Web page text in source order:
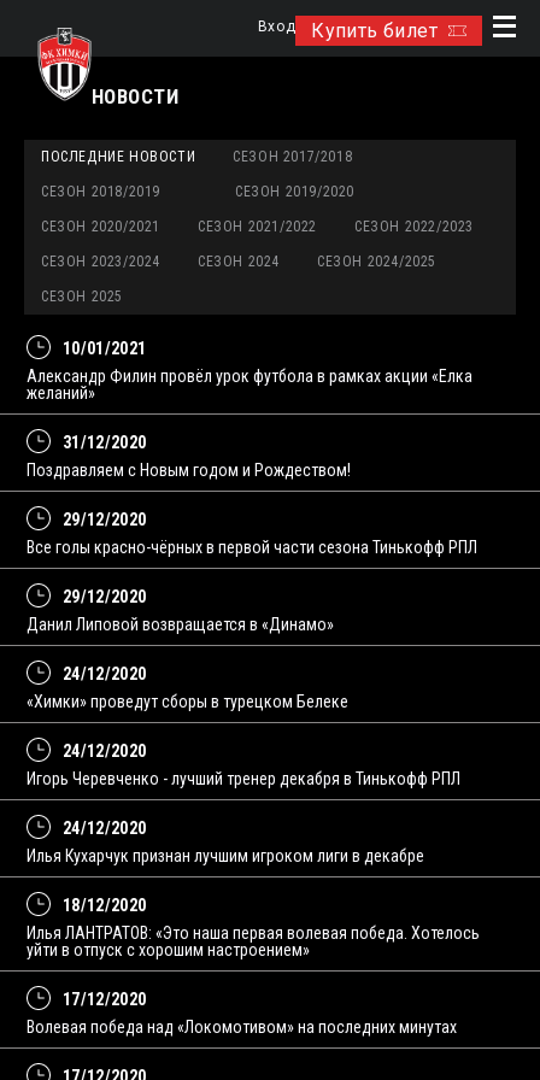
Купить билет
Вход
НОВОСТИ
ПОСЛЕДНИЕ НОВОСТИ СЕЗОН 2017/2018
СЕЗОН 2018/2019 СЕЗОН 2019/2020
СЕЗОН 2020/2021 СЕЗОН 2021/2022 СЕЗОН 2022/2023
СЕЗОН 2023/2024 СЕЗОН 2024 СЕЗОН 2024/2025
СЕЗОН 2025
10/01/2021
Александр Филин провёл урок футбола в рамках акции «Елка
желаний»
31/12/2020
Поздравляем с Новым годом и Рождеством!
29/12/2020
Все голы красно-чёрных в первой части сезона Тинькофф РПЛ
29/12/2020
Данил Липовой возвращается в «Динамо»
24/12/2020
«Химки» проведут сборы в турецком Белеке
24/12/2020
Игорь Черевченко - лучший тренер декабря в Тинькофф РПЛ
24/12/2020
Илья Кухарчук признан лучшим игроком лиги в декабре
18/12/2020
Илья ЛАНТРАТОВ: «Это наша первая волевая победа. Хотелось
уйти в отпуск с хорошим настроением»
17/12/2020
Волевая победа над «Локомотивом» на последних минутах